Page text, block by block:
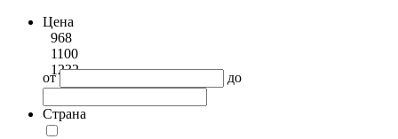
Цена
968
1100
1232
от до
Страна